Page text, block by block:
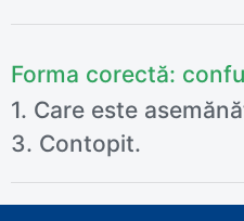
Forma corectă:
1. Care este
3. Contopit.